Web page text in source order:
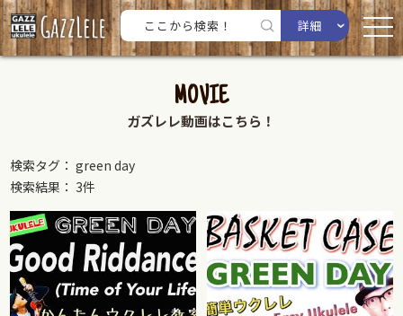
詳細
MOVIE
ガズレレ動画はこちら！
検索タグ： green day
検索結果： 3件